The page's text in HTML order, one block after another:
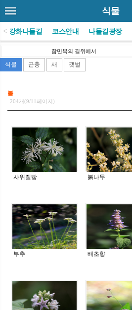
식물
<)강화나들길 코스안내 나들길광장
함민복의 길위에서
식물 곤충 새 갯벌
봄
204개(9/11페이지)
사위질빵 붉나무
부추 배초향